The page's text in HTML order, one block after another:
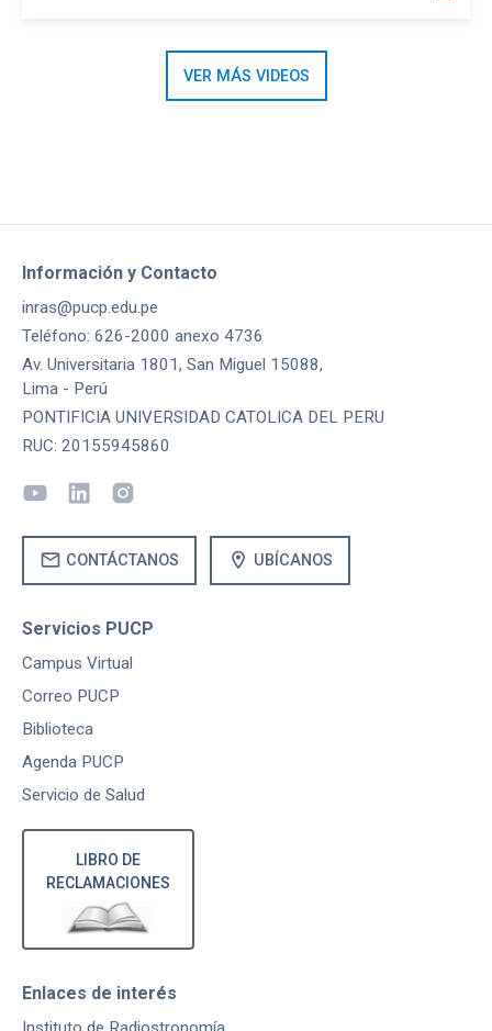
VER MÁS VIDEOS
Información y Contacto
inras@pucp.edu.pe
Teléfono: 626-2000 anexo 4736
Av. Universitaria 1801, San Miguel 15088,
Lima - Perú
PONTIFICIA UNIVERSIDAD CATOLICA DEL PERU
RUC: 20155945860
mail CONTÁCTANOS location_on UBÍCANOS
Servicios PUCP
Campus Virtual
Correo PUCP
Biblioteca
Agenda PUCP
Servicio de Salud
LIBRO DE
RECLAMACIONES
Enlaces de interés